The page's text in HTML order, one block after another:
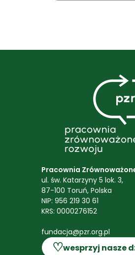
Pracownia
ul. św. Katarzyny 5 lok. 3,
87-100 Toruń, Polska
NIP: 956 219 30 61
KRS: 0000276152
fundacja@pzr.org.pl
♡wesprzyj nasze